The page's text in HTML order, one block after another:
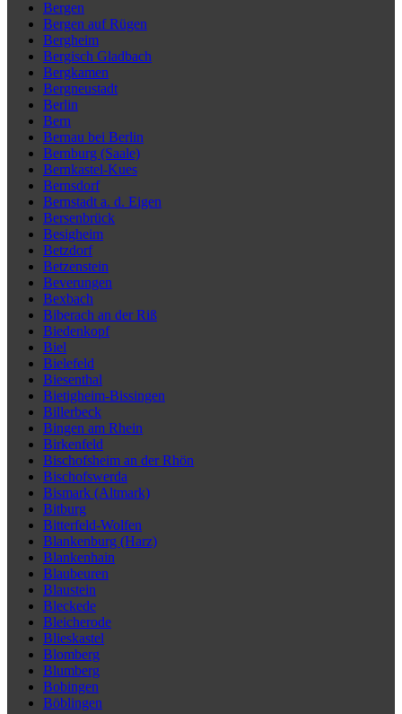
Bergen
Bergen auf Rügen
Bergheim
Bergisch Gladbach
Bergkamen
Bergneustadt
Berlin
Bern
Bernau bei Berlin
Bernburg (Saale)
Bernkastel-Kues
Bernsdorf
Bernstadt a. d. Eigen
Bersenbrück
Besigheim
Betzdorf
Betzenstein
Beverungen
Bexbach
Biberach an der Riß
Biedenkopf
Biel
Bielefeld
Biesenthal
Bietigheim-Bissingen
Billerbeck
Bingen am Rhein
Birkenfeld
Bischofsheim an der Rhön
Bischofswerda
Bismark (Altmark)
Bitburg
Bitterfeld-Wolfen
Blankenburg (Harz)
Blankenhain
Blaubeuren
Blaustein
Bleckede
Bleicherode
Blieskastel
Blomberg
Blumberg
Bobingen
Böblingen